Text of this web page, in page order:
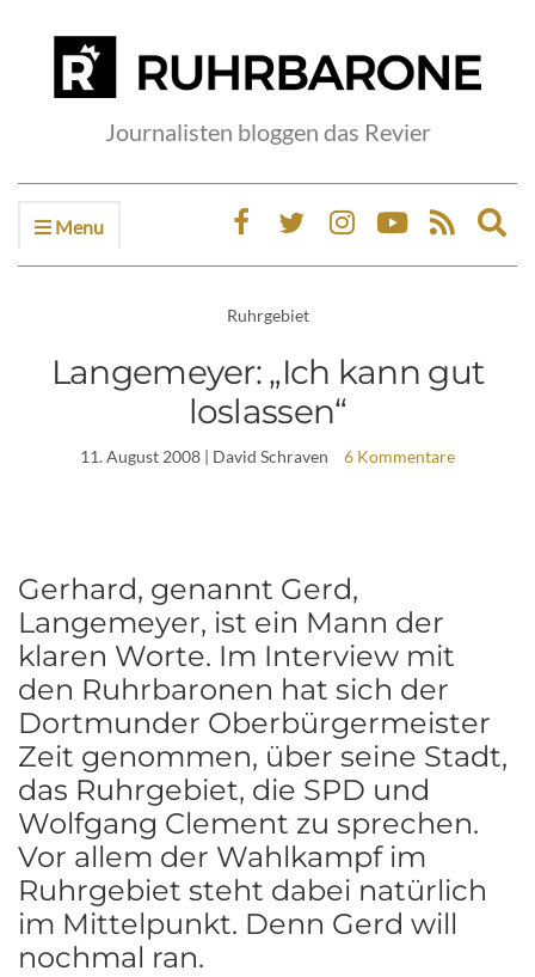
Journalisten bloggen das Revier
Menu
Ruhrgebiet
Langemeyer: „Ich kann gut
loslassen“
11. August 2008 | David Schraven 6 Kommentare
Gerhard, genannt Gerd,
Langemeyer, ist ein Mann der
klaren Worte. Im Interview mit
den Ruhrbaronen hat sich der
Dortmunder Oberbürgermeister
Zeit genommen, über seine Stadt,
das Ruhrgebiet, die SPD und
Wolfgang Clement zu sprechen.
Vor allem der Wahlkampf im
Ruhrgebiet steht dabei natürlich
im Mittelpunkt. Denn Gerd will
nochmal ran.